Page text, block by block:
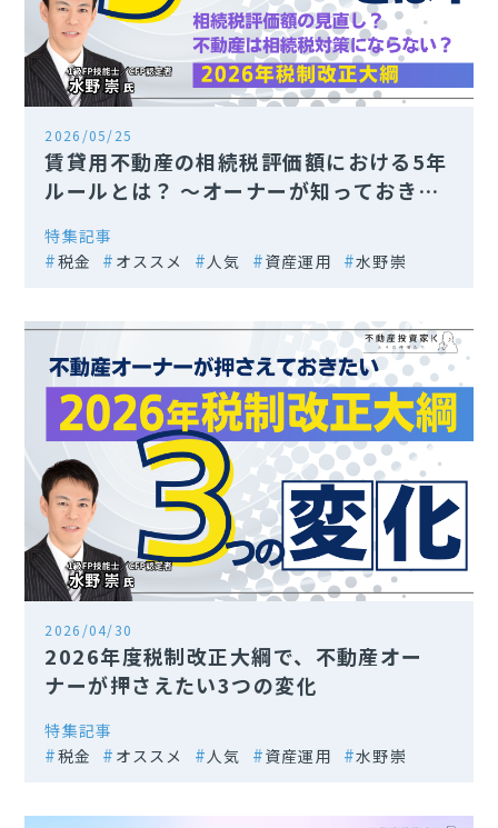
2026/05/25
賃貸用不動産の相続税評価額における5年
ルールとは？ 〜オーナーが知っておきた
特集記事
税金
オススメ 人気 資産運用 水野崇
2026/04/30
2026年度税制改正大綱で、不動産オー
ナーが押さえたい3つの変化
特集記事
税金
オススメ 人気 資産運用 水野崇